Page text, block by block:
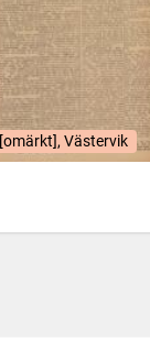
[omärkt], Västervik